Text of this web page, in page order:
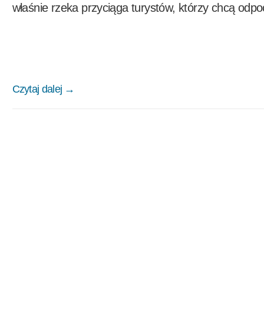
właśnie rzeka przyciąga turystów, którzy chcą
Czytaj dalej →